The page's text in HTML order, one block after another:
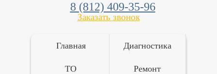
8 (812) 409-35-96
Заказать звонок
Главная
ТО
Диагностика
Ремонт